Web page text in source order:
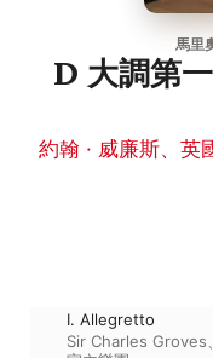
馬里
D 大調第
約翰 · 威廉斯、 英
I. Allegretto
Sir Charles Groves